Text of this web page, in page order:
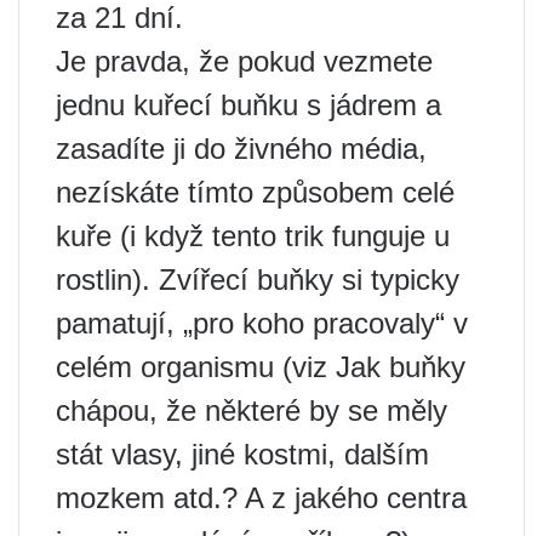
za 21 dní.
Je pravda, že pokud vezmete
jednu kuřecí buňku s jádrem a
zasadíte ji do živného média,
nezískáte tímto způsobem celé
kuře (i když tento trik funguje u
rostlin). Zvířecí buňky si typicky
pamatují, „pro koho pracovaly“ v
celém organismu (viz Jak buňky
chápou, že některé by se měly
stát vlasy, jiné kostmi, dalším
mozkem atd.? A z jakého centra